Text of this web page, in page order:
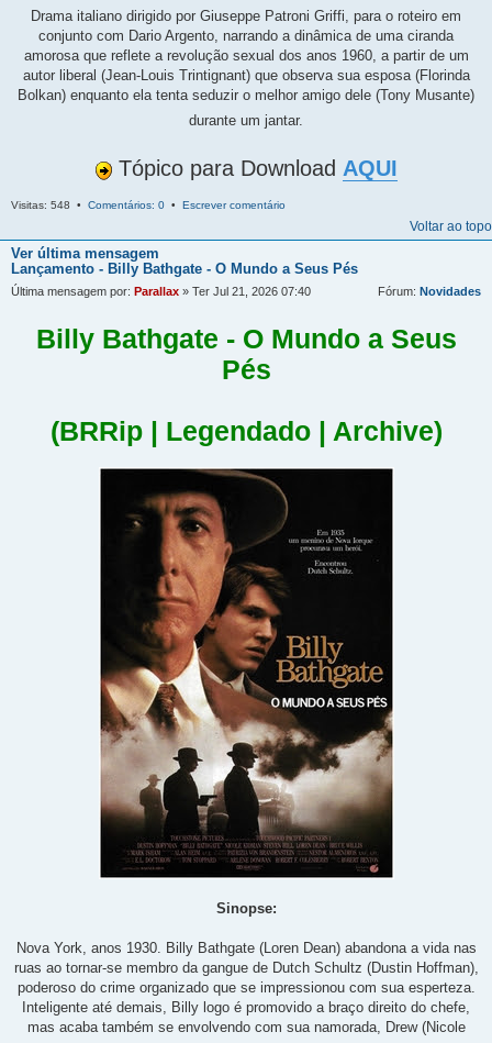
Drama italiano dirigido por Giuseppe Patroni Griffi, para o roteiro em
conjunto com Dario Argento, narrando a dinâmica de uma ciranda
amorosa que reflete a revolução sexual dos anos 1960, a partir de um
autor liberal (Jean-Louis Trintignant) que observa sua esposa (Florinda
Bolkan) enquanto ela tenta seduzir o melhor amigo dele (Tony Musante)
durante um jantar.
Tópico para Download AQUI
Visitas: 548 • Comentários: 0 • Escrever comentário
Voltar ao topo
Ver última mensagem
Lançamento - Billy Bathgate - O Mundo a Seus Pés
Última mensagem por: Parallax » Ter Jul 21, 2026 07:40 Fórum: Novidades
Billy Bathgate - O Mundo a Seus
Pés
(BRRip | Legendado | Archive)
Sinopse:
Nova York, anos 1930. Billy Bathgate (Loren Dean) abandona a vida nas
ruas ao tornar-se membro da gangue de Dutch Schultz (Dustin Hoffman),
poderoso do crime organizado que se impressionou com sua esperteza.
Inteligente até demais, Billy logo é promovido a braço direito do chefe,
mas acaba também se envolvendo com sua namorada, Drew (Nicole